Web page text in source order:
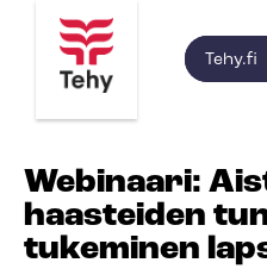
Tehy.fi
Webinaari:
haasteiden
tukeminen